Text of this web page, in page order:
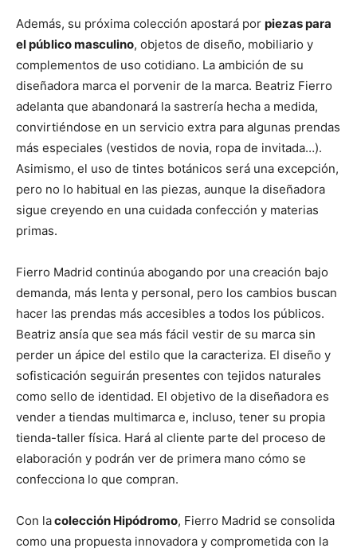
Además, su próxima colección apostará por piezas para
el público masculino, objetos de diseño, mobiliario y
complementos de uso cotidiano. La ambición de su
diseñadora marca el porvenir de la marca. Beatriz Fierro
adelanta que abandonará la sastrería hecha a medida,
convirtiéndose en un servicio extra para algunas prendas
más especiales (vestidos de novia, ropa de invitada…).
Asimismo, el uso de tintes botánicos será una excepción,
pero no lo habitual en las piezas, aunque la diseñadora
sigue creyendo en una cuidada confección y materias
primas.
Fierro Madrid continúa abogando por una creación bajo
demanda, más lenta y personal, pero los cambios buscan
hacer las prendas más accesibles a todos los públicos.
Beatriz ansía que sea más fácil vestir de su marca sin
perder un ápice del estilo que la caracteriza. El diseño y
sofisticación seguirán presentes con tejidos naturales
como sello de identidad. El objetivo de la diseñadora es
vender a tiendas multimarca e, incluso, tener su propia
tienda-taller física. Hará al cliente parte del proceso de
elaboración y podrán ver de primera mano cómo se
confecciona lo que compran.
Con lacolección Hipódromo, Fierro Madrid se consolida
como una propuesta innovadora y comprometida con la